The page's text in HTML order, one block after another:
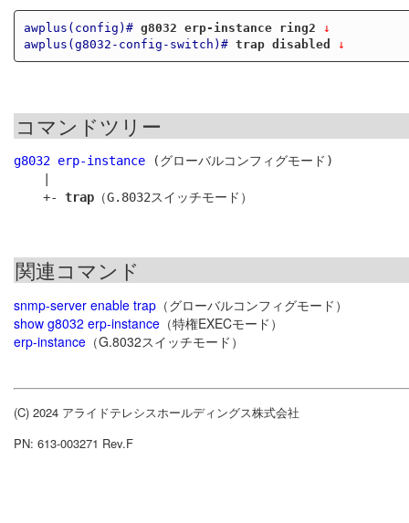
awplus(config)# g8032 erp-instance ring2 ↓
awplus(g8032-config-switch)# trap disabled ↓
コマンドツリー
g8032 erp-instance (グローバルコンフィグモード)
    +-
trap
関連コマンド
snmp-server enable trap （グローバルコンフィグモード）
show g8032 erp-instance （特権EXECモード）
erp-instance （G.8032スイッチモード）
(C) 2024 アライドテレシスホールディングス株式会社
PN: 613-003271 Rev.F